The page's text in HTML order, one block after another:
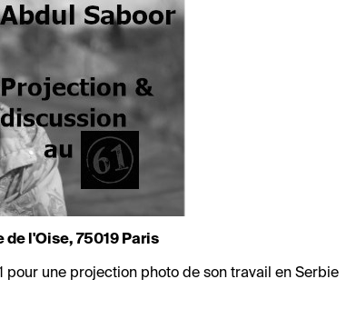
de l'Oise, 75019 Paris
pour une projection photo de son travail en Serbie